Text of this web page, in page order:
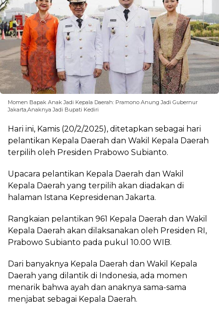
Momen Bapak Anak Jadi Kepala Daerah: Pramono Anung Jadi Gubernur
Jakarta,Anaknya Jadi Bupati Kediri
Hari ini, Kamis (20/2/2025), ditetapkan sebagai hari
pelantikan Kepala Daerah dan Wakil Kepala Daerah
terpilih oleh Presiden Prabowo Subianto.
Upacara pelantikan Kepala Daerah dan Wakil
Kepala Daerah yang terpilih akan diadakan di
halaman Istana Kepresidenan Jakarta.
Rangkaian pelantikan 961 Kepala Daerah dan Wakil
Kepala Daerah akan dilaksanakan oleh Presiden RI,
Prabowo Subianto pada pukul 10.00 WIB.
Dari banyaknya Kepala Daerah dan Wakil Kepala
Daerah yang dilantik di Indonesia, ada momen
menarik bahwa ayah dan anaknya sama-sama
menjabat sebagai Kepala Daerah.